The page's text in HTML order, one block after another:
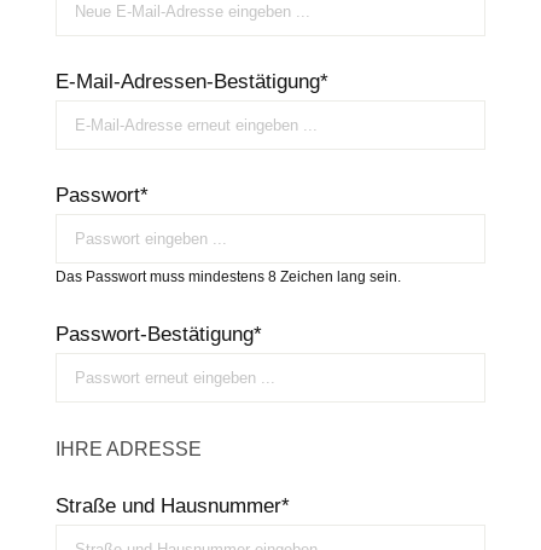
E-Mail-Adressen-Bestätigung*
Passwort*
Das Passwort muss mindestens 8 Zeichen lang sein.
Passwort-Bestätigung*
IHRE ADRESSE
Straße und Hausnummer*